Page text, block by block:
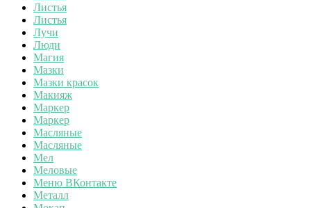
Листья
Листья
Лучи
Люди
Магия
Мазки
Мазки красок
Макияж
Маркер
Маркер
Масляные
Масляные
Мел
Меловые
Меню ВКонтакте
Металл